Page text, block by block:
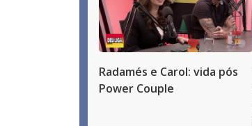
Radamés e Carol: vida pós
Power Couple